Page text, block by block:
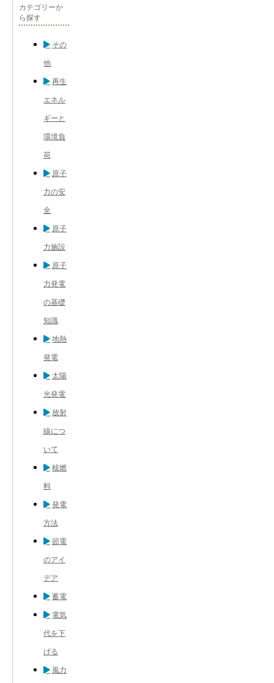
カテゴリーか
ら探す
その
他
再生
エネル
ギーと
環境負
荷
原子
力の安
全
原子
力施設
原子
力発電
の基礎
知識
地熱
発電
太陽
光発電
放射
線につ
いて
核燃
料
発電
方法
節電
のアイ
デア
蓄電
電気
代を下
げる
風力